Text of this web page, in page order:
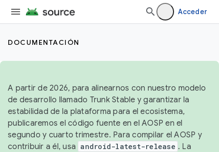
Acceder
DOCUMENTACIÓN
A partir de 2026, para alinearnos con nuestro modelo
de desarrollo llamado Trunk Stable y garantizar la
estabilidad de la plataforma para el ecosistema,
publicaremos el código fuente en el AOSP en el
segundo y cuarto trimestre. Para compilar el AOSP y
contribuir a él, usa android-latest-release . La